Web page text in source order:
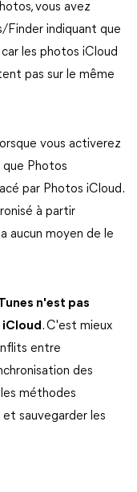
vous avez
Finder indiquant que
les photos iCloud
pas sur le même
vous activerez
que Photos
par Photos iCloud.
à partir
aucun moyen de le
n'est pas
. C'est mieux
entre
des
méthodes
sauvegarder les